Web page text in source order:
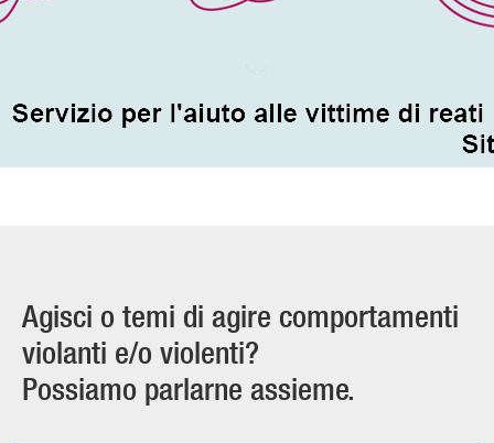
Agisci o temi di agire comportamenti
violanti e/o violenti?
Possiamo parlarne assieme.